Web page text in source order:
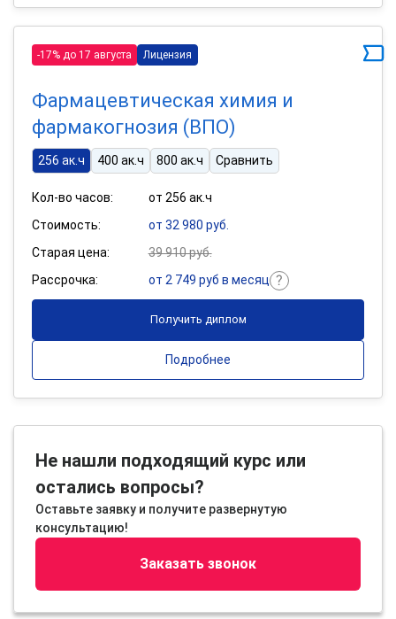
-17% до 17 августа Лицензия
Фармацевтическая химия и
фармакогнозия (ВПО)
256 ак.ч 400 ак.ч 800 ак.ч Сравнить
Кол-во часов:
от 256 ак.ч
Стоимость:
от 32 980 руб.
Старая цена:
39 910 руб.
Рассрочка:
от 2 749 руб в месяц
Получить диплом
Подробнее
Не нашли подходящий курс или
остались вопросы?
Оставьте заявку и получите развернутую
консультацию!
Заказать звонок